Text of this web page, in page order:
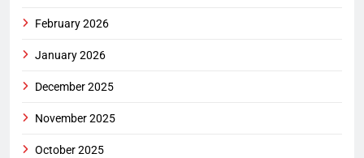
February 2026
January 2026
December 2025
November 2025
October 2025